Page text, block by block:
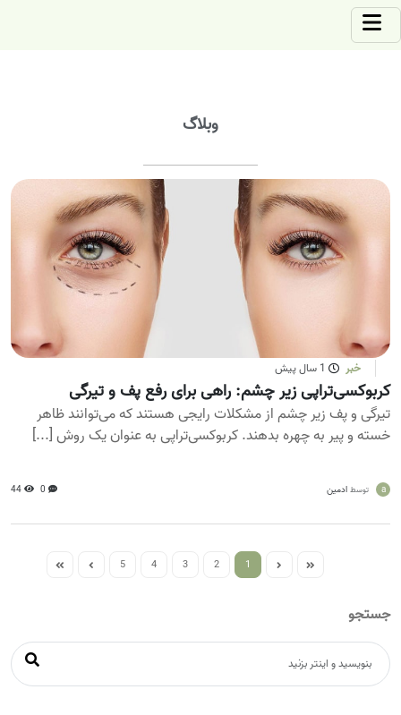
وبلاگ
خبر 1 سال پیش
کربوکسی‌تراپی زیر چشم: راهی برای رفع پف و تیرگی
تیرگی و پف زیر چشم از مشکلات رایجی هستند که می‌توانند ظاهر
خسته و پیر به چهره بدهند. کربوکسی‌تراپی به عنوان یک روش [...]
a توسط ادمین 0
44
1
2
3
4
5
جستجو